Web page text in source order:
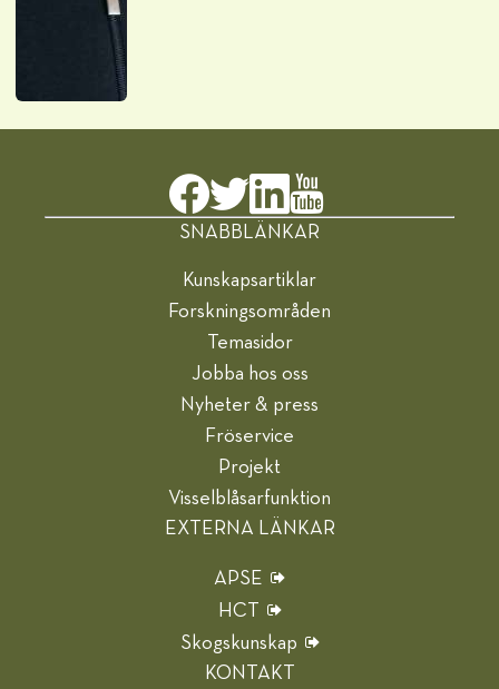
SNABBLÄNKAR
Kunskapsartiklar
Forskningsområden
Temasidor
Jobba hos oss
Nyheter & press
Fröservice
Projekt
Visselblåsarfunktion
EXTERNA LÄNKAR
APSE
HCT
Skogskunskap
KONTAKT